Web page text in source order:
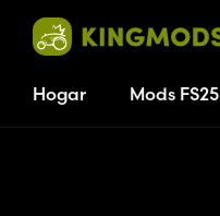
Hogar Mods FS25